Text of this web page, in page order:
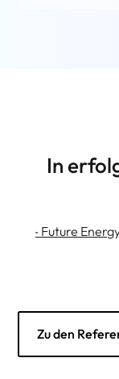
In
Zu den